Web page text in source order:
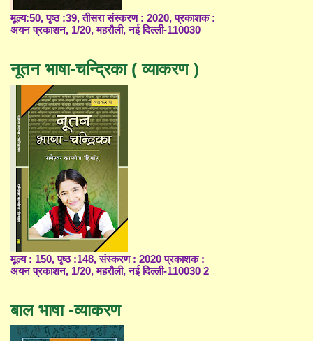
मूल्य:50, पृष्ठ :39, तीसरा संस्करण : 2020, प्रकाशक :
अयन प्रकाशन, 1/20, महरौली, नई दिल्ली-110030
नूतन भाषा-चन्द्रिका ( व्याकरण )
मूल्य : 150, पृष्ठ :148, संस्करण : 2020 प्रकाशक :
अयन प्रकाशन, 1/20, महरौली, नई दिल्ली-110030 2
बाल भाषा -व्याकरण